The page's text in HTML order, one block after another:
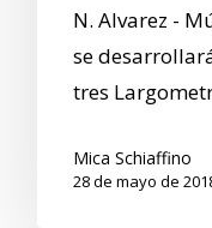
N. Alvarez -
se
tres
Mica Schiaffino
28 de mayo de